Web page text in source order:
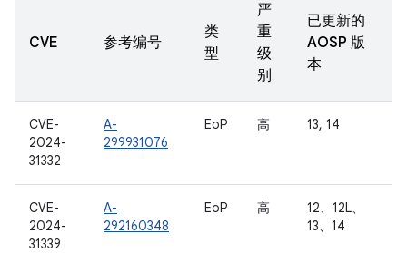
CVE 参考编号
类
型
严
重
级
别
已更新的
AOSP 版
本
CVE-
2024-
31332
A-
299931076
EoP 高 13, 14
CVE-
2024-
31339
A-
292160348
EoP 高
12、12L、
13、14